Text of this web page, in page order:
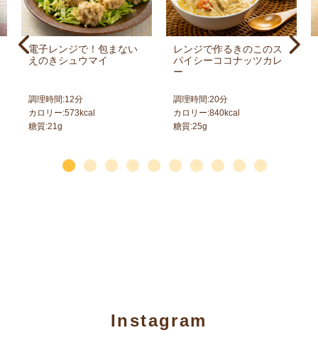
電子レンジで！包まない
えのきシュウマイ
調理時間:12分
カロリー:573kcal
糖質:21 g
レンジで作るきのこのス
パイシーココナッツカレ
ー
調理時間:20分
カロリー:840kcal
糖質:25g
Instagram